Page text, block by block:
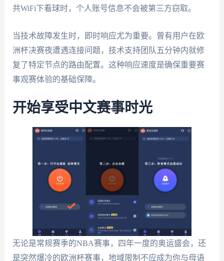
共WiFi下看球时，个人账号信息不会被第三方窃取。
当技术故障发生时，即时响应尤为重要。曾有用户在欧
洲杯决赛夜遭遇连接问题，技术支持团队五分钟内就修
复了特定节点的路由配置。这种响应速度是确保重要赛
事观赛体验的基础保障。
开始享受中文赛事时光
无论是常规赛季的NBA赛事，四年一度的奥运盛会，还
是突然爆冷的欧洲杯赛事，地域限制不应成为你与母语